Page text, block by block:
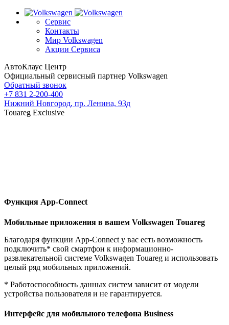
Сервис
Контакты
Мир Volkswagen
Акции Сервиса
АвтоКлаус Центр
Официальный сервисный партнер Volkswagen
Обратный звонок
+7 831 2-200-400
Нижний Новгород, пр. Ленина, 93д
Touareg Exclusive
Функция App-Connect
Мобильные приложения в вашем Volkswagen Touareg
Благодаря функции App-Connect у вас есть возможность
подключить* свой смартфон к информационно-
развлекательной системе Volkswagen Touareg и использовать
целый ряд мобильных приложений.
* Работоспособность данных систем зависит от модели
устройства пользователя и не гарантируется.
Интерфейс для мобильного телефона Business